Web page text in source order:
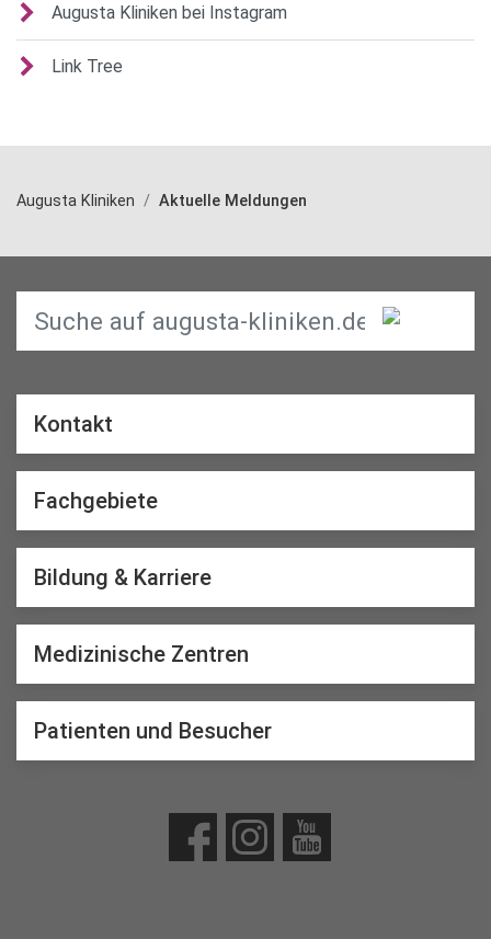
Augusta Kliniken bei Instagram
Link Tree
Augusta Kliniken Aktuelle Meldungen
Kontakt
Fachgebiete
Bildung & Karriere
Medizinische Zentren
Patienten und Besucher